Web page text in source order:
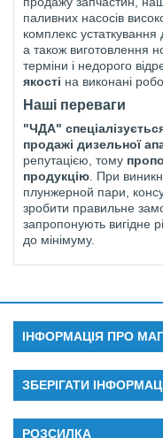
паливних насосів
комплекс устаткування
а також виготовлення
терміни і недорого
якості на виконані
Наші переваги
"ЧДА"
продажі дизельної
репутацією, тому
продукцію . При
плунжерной пари,
зробити правильне
запропонують вигідне
до мінімуму.
ІНФОРМАЦІЯ ПРО
ЗБЕРІГАТИ
РОЗСИЛКА